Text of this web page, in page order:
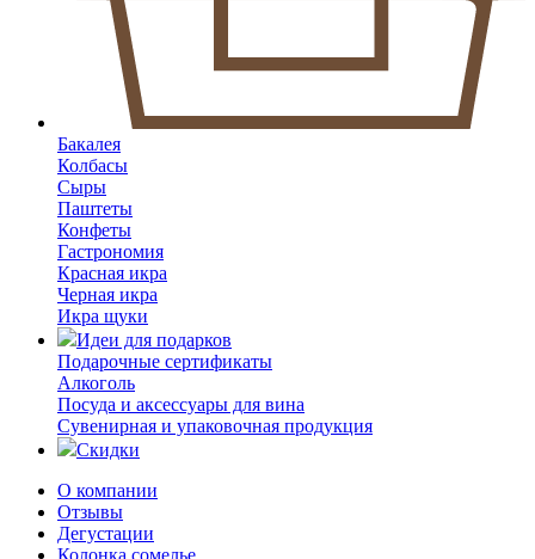
Бакалея
Колбасы
Сыры
Паштеты
Конфеты
Гастрономия
Красная икра
Черная икра
Икра щуки
Идеи для подарков
Подарочные сертификаты
Алкоголь
Посуда и аксессуары для вина
Сувенирная и упаковочная продукция
Скидки
О компании
Отзывы
Дегустации
Колонка сомелье